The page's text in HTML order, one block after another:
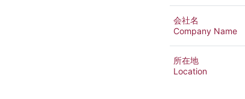
会社名
Company Name
所在地
Location